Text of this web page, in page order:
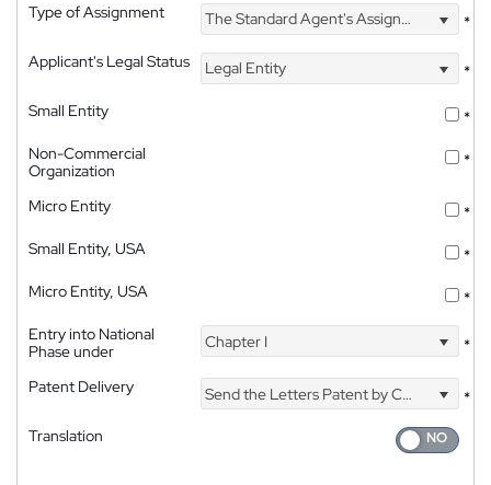
Type of Assignment The Standard Agent's Assignment
*
Applicant's Legal Status
Legal Entity
*
Small Entity
*
Non-Commercial
Organization
*
Micro Entity
*
Small Entity, USA
*
Micro Entity, USA
*
Entry into National
Phase under
Chapter I *
Patent Delivery Send the Letters Patent by Courier
*
Translation